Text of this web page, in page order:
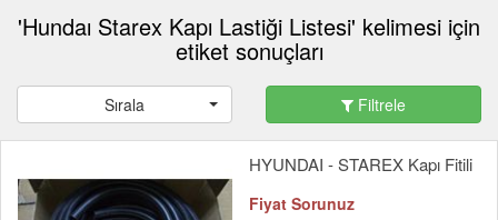
'Hundaı Starex Kapı Lastiği Listesi' kelimesi için
etiket sonuçları
Sırala Filtrele
HYUNDAI - STAREX Kapı Fitili
Fiyat Sorunuz